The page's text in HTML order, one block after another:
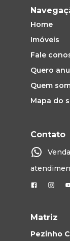
Home
Imóveis
Fale
Quero
Quem
Mapa do
Contato
Matriz
Pezinho